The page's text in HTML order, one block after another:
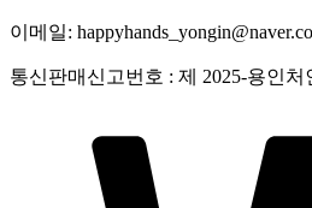
이메일:
통신판매신고번호 : 제 2025-용인처